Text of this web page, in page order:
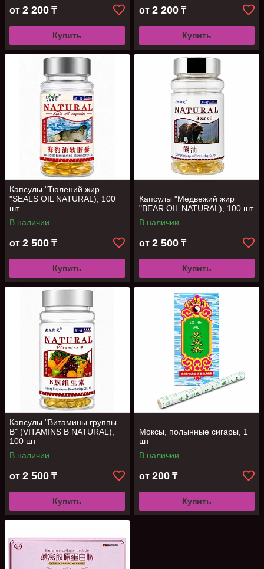
от 2 200 ₸
Купить
от 2 200 ₸
Купить
Капсулы "Тюлений жир
"SEALS OIL NATURAL), 100
шт
В наличии
от 2 500 ₸
Купить
Капсулы "Медвежий жир
"BEAR OIL NATURAL), 100 шт
В наличии
от 2 500 ₸
Купить
Капсулы "Витамины группы
В" (VITAMINS В NATURAL),
100 шт
В наличии
от 2 500 ₸
Купить
Моксы, полынные сигары, 1
шт
В наличии
от 200 ₸
Купить